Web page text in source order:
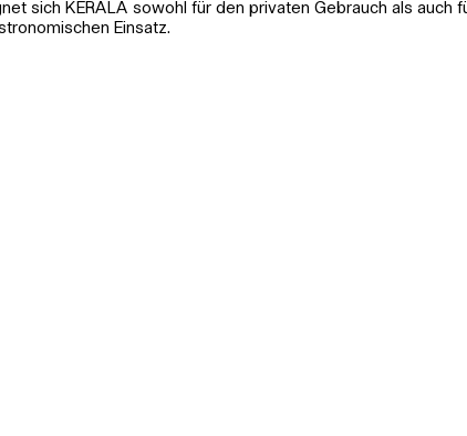
sich KERALA sowohl für den privaten Gebrauch als auch
Einsatz.